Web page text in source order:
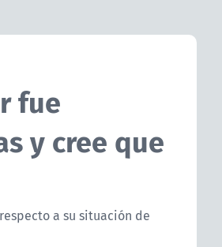
fue
y cree que
a su situación de